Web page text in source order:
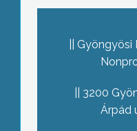
Gyöngyösi
3200
Árpád